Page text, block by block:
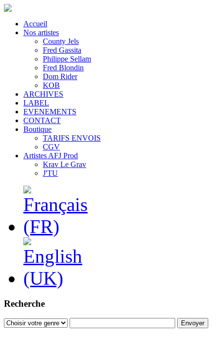
Accueil
Nos artistes
County Jels
Fred Gassita
Philippe Sellam
Fred Blondin
Dom Rider
KOB
ARCHIVES
LABEL
EVENEMENTS
CONTACT
Boutique
TARIFS ENVOIS
CGV
Artistes AFJ Prod
Krav Le Grav
J'TU
Recherche